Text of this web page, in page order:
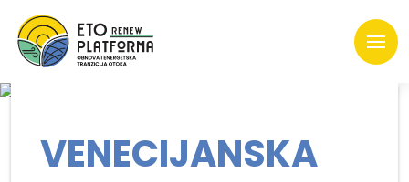
VENECIJANSKA